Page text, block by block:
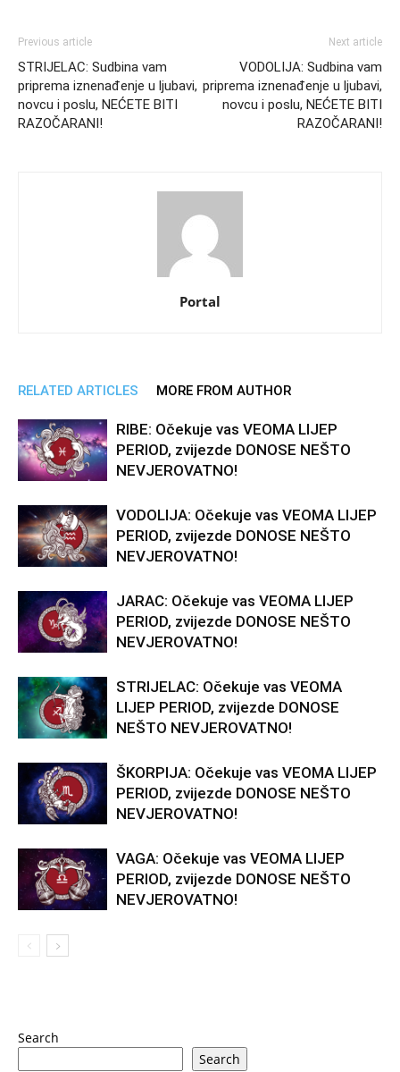
Previous article
STRIJELAC: Sudbina vam
priprema iznenađenje u ljubavi,
novcu i poslu, NEĆETE BITI
RAZOČARANI!
Next article
VODOLIJA: Sudbina vam
priprema iznenađenje u ljubavi,
novcu i poslu, NEĆETE BITI
RAZOČARANI!
Portal
RELATED ARTICLES MORE FROM AUTHOR
RIBE: Očekuje vas VEOMA LIJEP
PERIOD, zvijezde DONOSE NEŠTO
NEVJEROVATNO!
VODOLIJA: Očekuje vas VEOMA LIJEP
PERIOD, zvijezde DONOSE NEŠTO
NEVJEROVATNO!
JARAC: Očekuje vas VEOMA LIJEP
PERIOD, zvijezde DONOSE NEŠTO
NEVJEROVATNO!
STRIJELAC: Očekuje vas VEOMA
LIJEP PERIOD, zvijezde DONOSE
NEŠTO NEVJEROVATNO!
ŠKORPIJA: Očekuje vas VEOMA LIJEP
PERIOD, zvijezde DONOSE NEŠTO
NEVJEROVATNO!
VAGA: Očekuje vas VEOMA LIJEP
PERIOD, zvijezde DONOSE NEŠTO
NEVJEROVATNO!
Search
Search